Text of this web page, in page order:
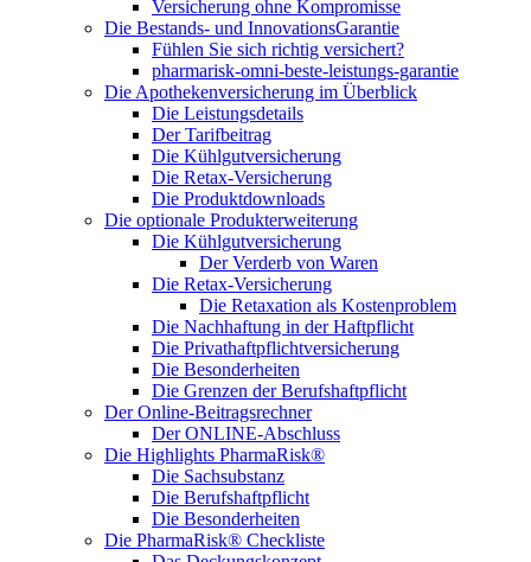
Versicherung ohne Kompromisse
Die Bestands- und InnovationsGarantie
Fühlen Sie sich richtig versichert?
pharmarisk-omni-beste-leistungs-garantie
Die Apothekenversicherung im Überblick
Die Leistungsdetails
Der Tarifbeitrag
Die Kühlgutversicherung
Die Retax-Versicherung
Die Produktdownloads
Die optionale Produkterweiterung
Die Kühlgutversicherung
Der Verderb von Waren
Die Retax-Versicherung
Die Retaxation als Kostenproblem
Die Nachhaftung in der Haftpflicht
Die Privathaftpflichtversicherung
Die Besonderheiten
Die Grenzen der Berufshaftpflicht
Der Online-Beitragsrechner
Der ONLINE-Abschluss
Die Highlights PharmaRisk®
Die Sachsubstanz
Die Berufshaftpflicht
Die Besonderheiten
Die PharmaRisk® Checkliste